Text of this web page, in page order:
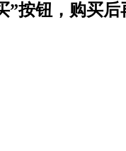
”按钮，购买